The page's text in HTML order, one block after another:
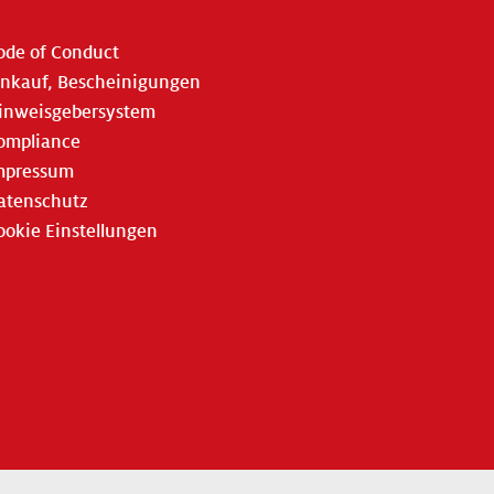
of Conduct
Bescheinigungen
Einstellungen